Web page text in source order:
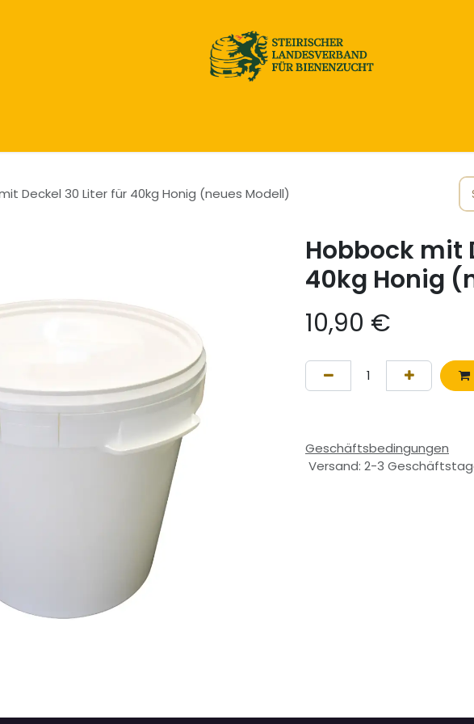
Deckel 30 Liter für 40kg Honig (neues Modell)
Hobbock mit
40kg Honig
10,90 €
Geschäftsbedingungen
Versand: 2-3